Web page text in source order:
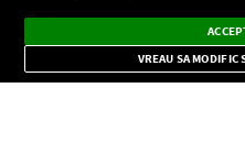
Dark
Mode
Radio live, podcasturi, știri
importante.
VREAU SA MODIFIC